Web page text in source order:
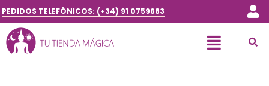
PEDIDOS TELEFÓNICOS: (+34) 91 0759683